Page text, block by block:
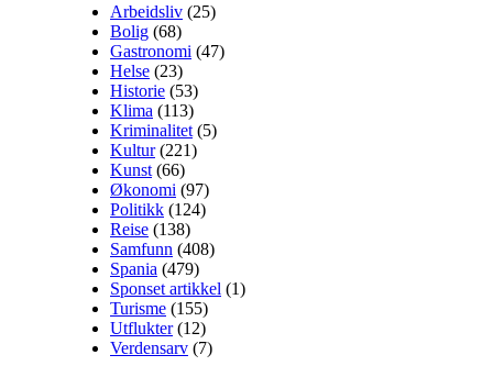
Arbeidsliv (25)
Bolig (68)
Gastronomi (47)
Helse (23)
Historie (53)
Klima (113)
Kriminalitet (5)
Kultur(221)
Kunst (66)
Økonomi (97)
Politikk (124)
Reise (138)
Samfunn (408)
Spania (479)
Sponset artikkel (1)
Turisme (155)
Utflukter(12)
Verdensarv (7)